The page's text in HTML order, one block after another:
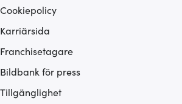
Cookiepolicy
Karriärsida
Franchisetagare
Bildbank för press
Tillgänglighet